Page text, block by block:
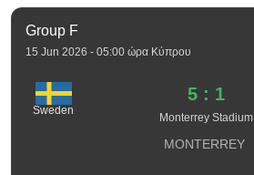
Group F
15 Jun 2026 - 05:00 ώρα Κύπρου
Sweden
5 : 1
Monterrey Stadium
MONTERREY